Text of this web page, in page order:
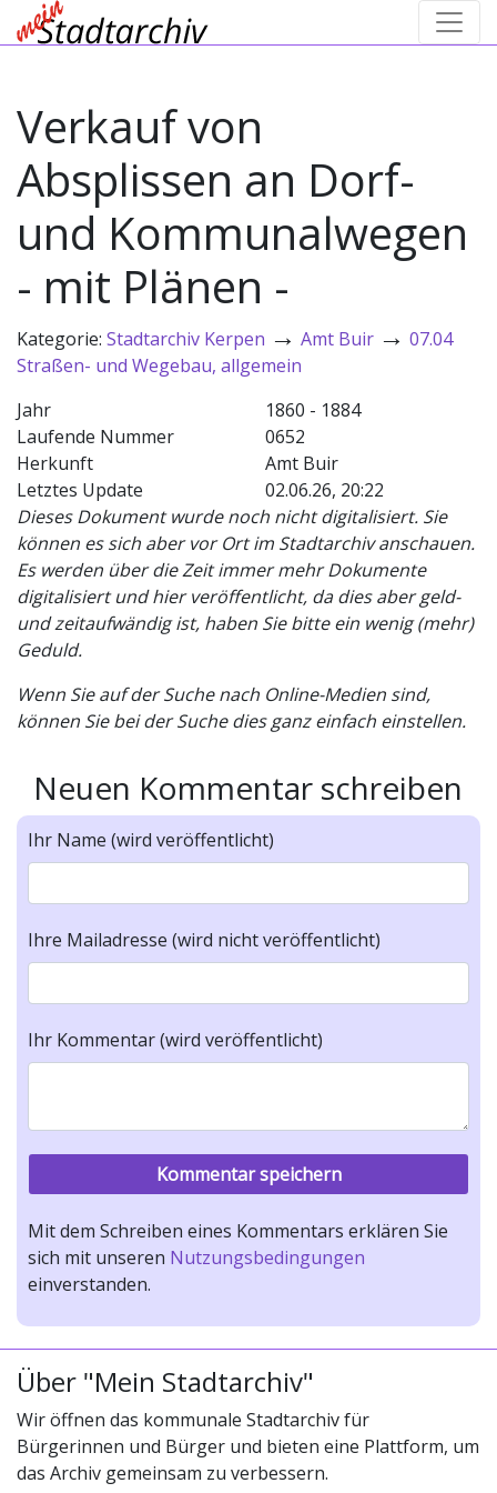
Verkauf von
Absplissen an Dorf-
und Kommunalwegen
- mit Plänen -
Kategorie: Stadtarchiv Kerpen → Amt Buir → 07.04
Straßen- und Wegebau, allgemein
Jahr
1860 - 1884
Laufende Nummer
0652
Herkunft
Amt Buir
Letztes Update
02.06.26, 20:22
Dieses Dokument wurde noch nicht digitalisiert. Sie
können es sich aber vor Ort im Stadtarchiv anschauen.
Es werden über die Zeit immer mehr Dokumente
digitalisiert und hier veröffentlicht, da dies aber geld-
und zeitaufwändig ist, haben Sie bitte ein wenig (mehr)
Geduld.
Wenn Sie auf der Suche nach Online-Medien sind,
können Sie bei der Suche dies ganz einfach einstellen.
Neuen Kommentar schreiben
Ihr Name (wird veröffentlicht)
Ihre Mailadresse (wird nicht veröffentlicht)
Ihr Kommentar (wird veröffentlicht)
Mit dem Schreiben eines Kommentars erklären Sie
sich mit unseren Nutzungsbedingungen
einverstanden.
Über "Mein Stadtarchiv"
Wir öffnen das kommunale Stadtarchiv für
Bürgerinnen und Bürger und bieten eine Plattform, um
das Archiv gemeinsam zu verbessern.